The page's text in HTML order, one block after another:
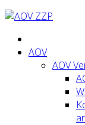
AOV
AOV